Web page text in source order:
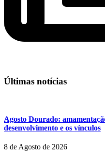
Últimas notícias
Agosto Dourado:
desenvolvimento e os vínculos
8 de Agosto de 2026